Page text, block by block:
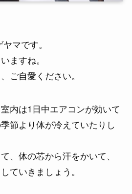
マです。
ますね。
ご自愛ください。
内は1日中エアコンが効いて
節より体が冷えていたりし
、体の芯から汗をかいて、
ていきましょう。